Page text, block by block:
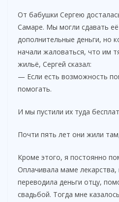
От бабушки Сергею
Самаре. Мы могли сдавать
дополнительные деньги, но
начали жаловаться, что им
жильё, Сергей сказал:
— Если есть возможность
помогать.
И мы пустили их туда
Почти пять лет они жили
Кроме этого, я постоянно
Оплачивала маме лекарства,
переводила деньги отцу,
свадьбой. Тогда мне